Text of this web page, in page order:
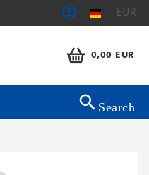
EUR
0,00 EUR
Search